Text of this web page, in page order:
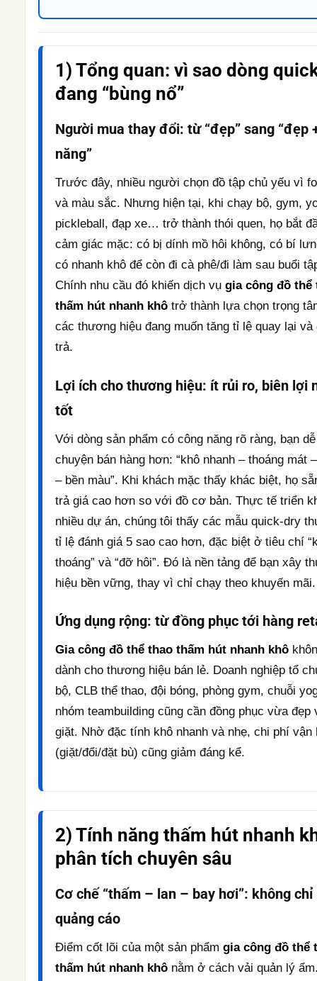
1) Tổng quan: vì sao dòng
đang “bùng nổ”
Người mua thay đổi: từ “đẹp” sang “đẹp
năng”
Trước đây, nhiều người chọn đồ tập chủ yếu vì
và màu sắc. Nhưng hiện tại, khi chạy bộ, gym,
pickleball, đạp xe… trở thành thói quen, họ bắt
cảm giác mặc: có bị dính mồ hôi không, có bí
có nhanh khô để còn đi cà phê/đi làm sau buổi
Chính nhu cầu đó khiến dịch vụ gia công đồ thể
thấm hút nhanh khô trở thành lựa chọn trọng
các thương hiệu đang muốn tăng tỉ lệ quay lại và
trả.
Lợi ích cho thương hiệu: ít rủi ro, biên lợi
tốt
Với dòng sản phẩm có công năng rõ ràng, bạn
chuyện bán hàng hơn: “khô nhanh – thoáng mát
– bền màu”. Khi khách mặc thấy khác biệt, họ
trả giá cao hơn so với đồ cơ bản. Thực tế triển
nhiều dự án, chúng tôi thấy các mẫu quick-dry
tỉ lệ đánh giá 5 sao cao hơn, đặc biệt ở tiêu chí
thoáng” và “đỡ hôi”. Đó là nền tảng để bạn xây
hiệu bền vững, thay vì chỉ chạy theo khuyến mãi.
Ứng dụng rộng: từ đồng phục tới hàng
Gia công đồ thể thao thấm hút nhanh khô
dành cho thương hiệu bán lẻ. Doanh nghiệp tổ
bộ, CLB thể thao, đội bóng, phòng gym, chuỗi
nhóm teambuilding cũng cần đồng phục vừa đẹp
giặt. Nhờ đặc tính khô nhanh và nhẹ, chi phí vận
(giặt/đổi/đặt bù) cũng giảm đáng kể.
2) Tính năng thấm hút nhanh
phân tích chuyên sâu
Cơ chế “thấm – lan – bay hơi”: không chỉ
quảng cáo
Điểm cốt lõi của một sản phẩm gia công đồ thể
thấm hút nhanh khô nằm ở cách vải quản lý